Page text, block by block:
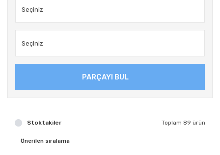
PARÇAYI BUL
Stoktakiler Toplam 89 ürün